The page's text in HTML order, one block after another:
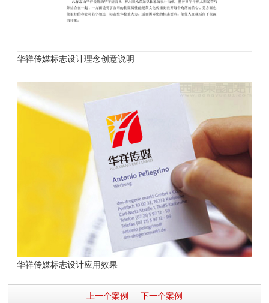
华祥传媒标志设计理念创意说明
华祥传媒标志设计应用效果
上一个案例 下一个案例